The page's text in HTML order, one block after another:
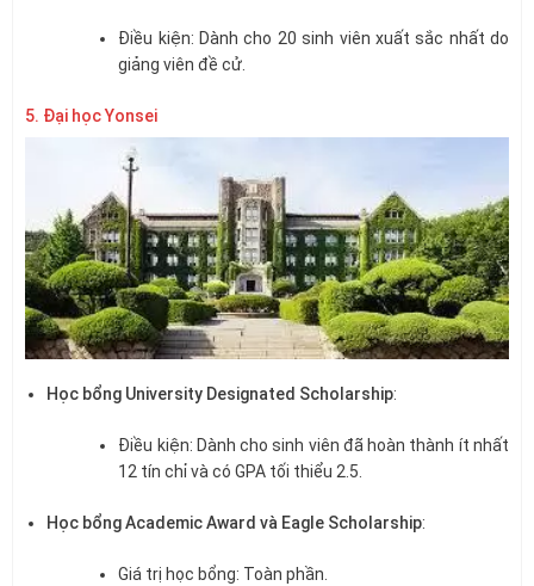
Điều kiện: Dành cho 20 sinh viên xuất sắc nhất do
giảng viên đề cử.
5. Đại học Yonsei
Học bổng University Designated Scholarship:
Điều kiện: Dành cho sinh viên đã hoàn thành ít nhất
12 tín chỉ và có GPA tối thiểu 2.5.
Học bổng Academic Award và Eagle Scholarship:
Giá trị học bổng: Toàn phần.